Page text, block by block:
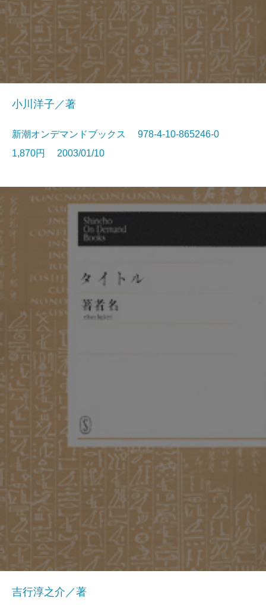
小川洋子／著
新潮オンデマンドブックス 978-4-10-865246-0
1,870円 2003/01/10
吉行淳之介／著